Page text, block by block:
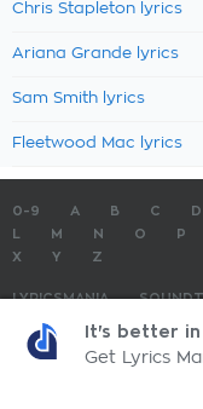
Chris Stapleton lyrics
Ariana Grande lyrics
Sam Smith lyrics
Fleetwood Mac lyrics
0-9 A B C D
M N O P
X
Y Z
LYRICSMANIA
TOP 100 LYRICS
LyricsMania.com -
It's better
Get Lyrics